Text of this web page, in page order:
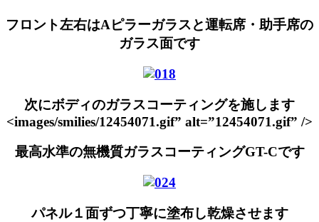
フロント左右はAピラーガラスと運転席・助手席の
ガラス面です
次にボディのガラスコーティングを施します
<images/smilies/12454071.gif” alt=”12454071.gif” />
最高水準の無機質ガラスコーティングGT-Cです
パネル１面ずつ丁寧に塗布し乾燥させます